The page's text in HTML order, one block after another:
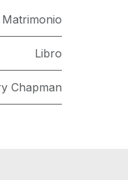
Matrimonio
Libro
Chapman